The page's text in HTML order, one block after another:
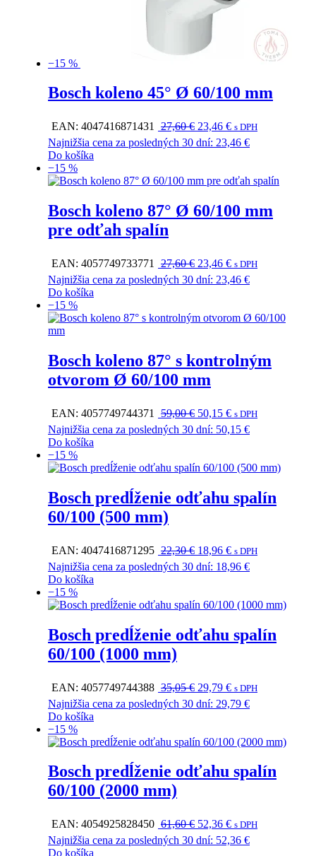
−15 %
Bosch koleno 45° Ø 60/100 mm
EAN: 4047416871431 27,60€ Pôvodná
cena
bola:
23,46 €Aktuálna
cena
je:
s DPH
Najnižšia cena za posledných 30 dní: 23,46 €
Do košíka
−15 %
Bosch koleno 87° Ø 60/100 mm
pre odťah spalín
EAN: 4057749733771 27,60€ Pôvodná
cena
bola:
23,46 €Aktuálna
cena
je:
s DPH
Najnižšia cena za posledných 30 dní: 23,46 €
Do košíka
−15 %
Bosch koleno 87° s kontrolným
otvorom Ø 60/100 mm
EAN: 4057749744371 59,00€ Pôvodná
cena
bola:
50,15 €Aktuálna
cena
je:
s DPH
Najnižšia cena za posledných 30 dní: 50,15 €
Do košíka
−15 %
Bosch predĺženie odťahu spalín
60/100 (500 mm)
EAN: 4047416871295 22,30€ Pôvodná
cena
bola:
18,96 €Aktuálna
cena
je:
s DPH
Najnižšia cena za posledných 30 dní: 18,96 €
Do košíka
−15 %
Bosch predĺženie odťahu spalín
60/100 (1000 mm)
EAN: 4057749744388 35,05€ Pôvodná
cena
bola:
29,79 €Aktuálna
cena
je:
s DPH
Najnižšia cena za posledných 30 dní: 29,79 €
Do košíka
−15 %
Bosch predĺženie odťahu spalín
60/100 (2000 mm)
EAN: 4054925828450 61,60€ Pôvodná
cena
bola:
52,36 €Aktuálna
cena
je:
s DPH
Najnižšia cena za posledných 30 dní: 52,36 €
Do košíka